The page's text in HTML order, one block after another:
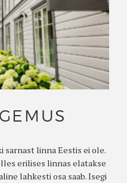
sarnast linna Eestis ei ole.
erilises linnas elatakse
lahkesti osa saab. Isegi